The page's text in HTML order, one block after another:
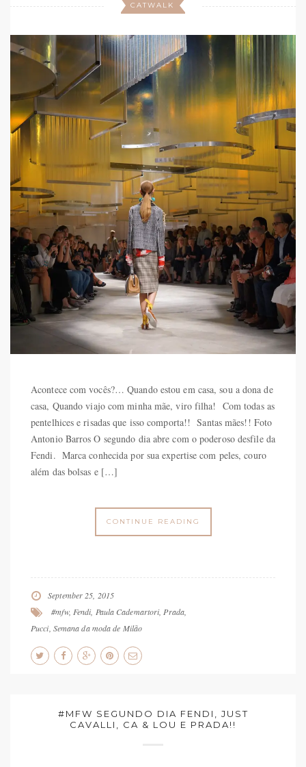
CATWALK
Acontece com vocês?… Quando estou em casa, sou a dona de
casa, Quando viajo com minha mãe, viro filha! Com todas as
pentelhices e risadas que isso comporta!! Santas mães!! Foto
Antonio Barros O segundo dia abre com o poderoso desfile da
Fendi. Marca conhecida por sua expertise com peles, couro
além das bolsas e […]
CONTINUE READING
September 25, 2015
#mfw, Fendi, Paula Cademartori, Prada,
Pucci, Semana da moda de Milão
#MFW SEGUNDO DIA FENDI, JUST
CAVALLI, CA & LOU E PRADA!!